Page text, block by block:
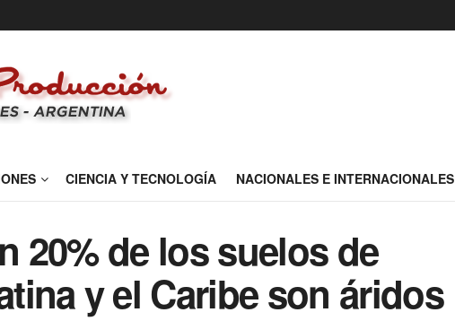
CIENCIA Y TECNOLOGÍA NACIONALES E INTERNACIONALES
20% de los suelos de
y el Caribe son áridos